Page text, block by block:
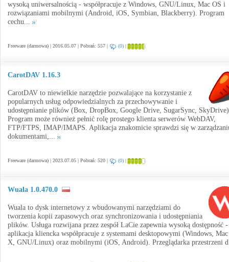
wysoką uniwersalnością - współpracuje z Windows, GNU/Linux, Mac OS i
rozwiązaniami mobilnymi (Android, iOS, Symbian, Blackberry). Program
cechu...
Freeware (darmowa) | 2016.05.07 | Pobrań: 557 | (0) |
CarotDAV 1.16.3
CarotDAV to niewielkie narzędzie pozwalające na korzystanie z
popularnych usług odpowiedzialnych za przechowywanie i
udostępnianie plików (Box, DropBox, Google Drive, SugarSync,
Program może również pełnić rolę prostego klienta serwerów WebDAV,
FTP/FTPS, IMAP/IMAPS. Aplikacja znakomicie sprawdzi się w
dokumentami,...
Freeware (darmowa) | 2023.07.05 | Pobrań: 520 | (0) |
Wuala 1.0.470.0
Wuala to dysk internetowy z wbudowanymi narzędziami do
tworzenia kopii zapasowych oraz synchronizowania i udostępniania
plików. Usługa rozwijana przez zespół LaCie zapewnia wysoką dostępność -
aplikacja kliencka współpracuje z systemami desktopowymi (Windows,
X, GNU/Linux) oraz mobilnymi (iOS, Android). Przeglądarka przestrzeni